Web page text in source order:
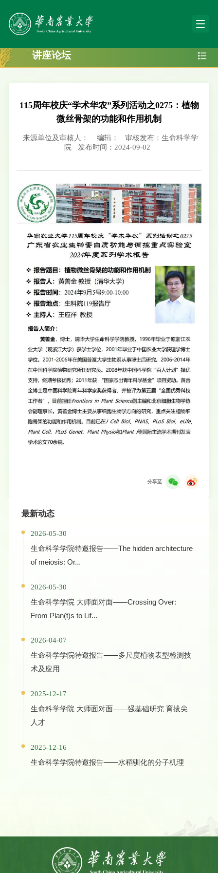
讲座论坛
115周年校庆“学术华农”系列活动之0275：植物
微丝骨架的功能和作用机制
来源单位及审核人： 编辑：
审核发布：生命科学学
院
发布时间：2024-09-02
分享至:
最新动态
2026-05-30
生命科学学院特邀报告——The hidden architecture
of meiosis: Or...
2026-05-30
生命科学学院 大师面对面——Crossing Over:
From Plan(t)s to Lif...
2026-04-07
生命科学学院特邀报告——多尺度植物表型检测技
术及应用
2025-12-17
生命科学学院 大师面对面——强基础研究 育拔尖
人才
2025-12-16
生命科学学院特邀报告——水稻驯化的分子机理